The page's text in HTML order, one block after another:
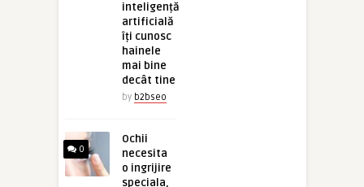
inteligență
artificială
îți cunosc
hainele
mai bine
decât tine
by b2bseo
0
Ochii
necesita
o ingrijire
speciala,